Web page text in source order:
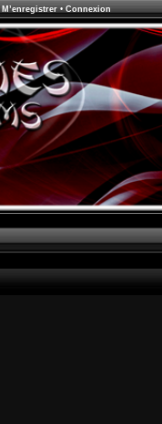
M’enregistrer• Connexion